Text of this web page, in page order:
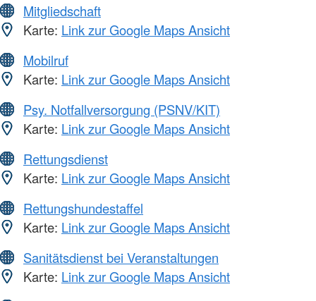
Mitgliedschaft
Karte: Link zur Google Maps Ansicht
Mobilruf
Karte: Link zur Google Maps Ansicht
Psy. Notfallversorgung (PSNV/KIT)
Karte: Link zur Google Maps Ansicht
Rettungsdienst
Karte: Link zur Google Maps Ansicht
Rettungshundestaffel
Karte: Link zur Google Maps Ansicht
Sanitätsdienst bei Veranstaltungen
Karte: Link zur Google Maps Ansicht